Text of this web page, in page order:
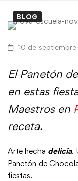
de
la
Receta
Nova
de
BLOG
10 de
El Panetón
en estas
Maestros en
receta.
Arte hecha delicia.
Panetón de
fiestas.